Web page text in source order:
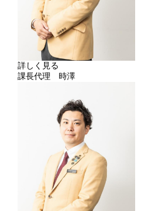
詳しく見る
課長代理 時澤